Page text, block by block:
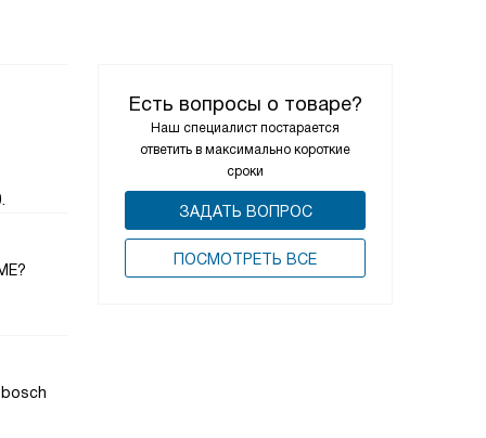
Есть вопросы о товаре?
Наш специалист постарается
ответить в максимально короткие
сроки
ЗАДАТЬ ВОПРОС
ПОCМОТРЕТЬ ВСЕ